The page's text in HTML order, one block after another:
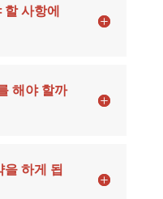
할 사항에
해야 할까
하게 됩